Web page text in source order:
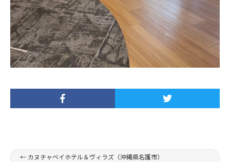
← カヌチャベイホテル＆ヴィラズ（沖縄県名護市）